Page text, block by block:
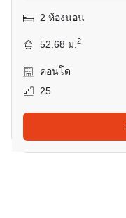
2 ห้องนอน
52.68 ม.2
คอนโด
25